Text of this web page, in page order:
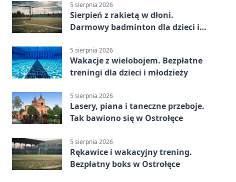
5 sierpnia 2026
Sierpień z rakietą w dłoni.
Darmowy badminton dla dzieci i
5 sierpnia 2026
Wakacje z wielobojem. Bezpłatne
treningi dla dzieci i młodzieży
5 sierpnia 2026
Lasery, piana i taneczne przeboje.
Tak bawiono się w Ostrołęce
5 sierpnia 2026
Rękawice i wakacyjny trening.
Bezpłatny boks w Ostrołęce